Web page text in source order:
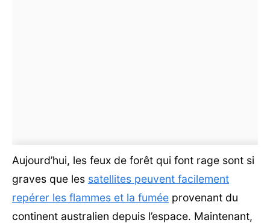
Aujourd’hui, les feux de forêt qui font rage sont si
graves que les satellites peuvent facilement
repérer les flammes et la fumée provenant du
continent australien depuis l’espace. Maintenant,